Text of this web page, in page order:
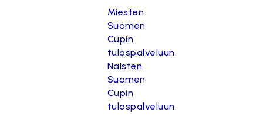
Miesten
Suomen
Cupin
tulospalveluun.
Naisten
Suomen
Cupin
tulospalveluun.